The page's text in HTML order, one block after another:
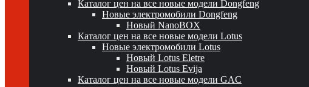
Каталог цен на все новые модели Dongfeng
Новые электромобили Dongfeng
Новый NanoBOX
Каталог цен на все новые модели Lotus
Новые электромобили Lotus
Новый Lotus Eletre
Новый Lotus Evija
Каталог цен на все новые модели GAC